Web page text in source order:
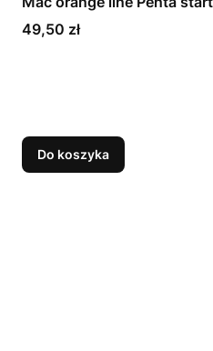
Cena
49,50 zł
Do koszyka